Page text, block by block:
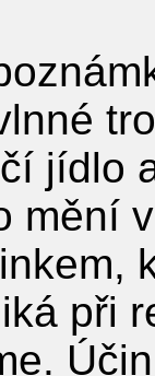
jídlo
mění
při